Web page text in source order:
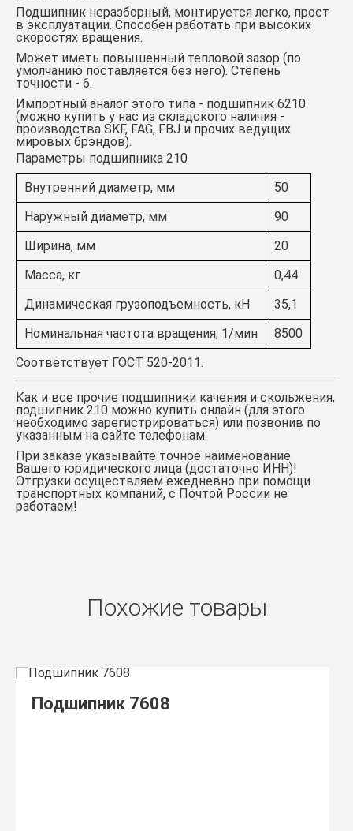
Подшипник неразборный, монтируется легко, прост
в эксплуатации. Способен работать при высоких
скоростях вращения.
Может иметь повышенный тепловой зазор (по
умолчанию поставляется без него). Степень
точности - 6.
Импортный аналог этого типа - подшипник 6210
(можно купить у нас из складского наличия -
производства SKF, FAG, FBJ и прочих ведущих
мировых брэндов).
Параметры подшипника 210
Внутренний диаметр, мм
50
Наружный диаметр, мм
90
Ширина, мм
20
Масса, кг
0,44
Динамическая грузоподъемность, кН
35,1
Номинальная частота вращения, 1/мин
8500
Соответствует ГОСТ 520-2011.
Как и все прочие подшипники качения и скольжения,
подшипник 210 можно купить онлайн (для этого
необходимо зарегистрироваться) или позвонив по
указанным на сайте телефонам.
При заказе указывайте точное наименование
Вашего юридического лица (достаточно ИНН)!
Отгрузки осуществляем ежедневно при помощи
транспортных компаний, с Почтой России не
работаем!
Похожие товары
Подшипник 7608